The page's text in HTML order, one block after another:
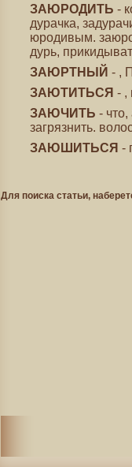
ЗАЮРОДИТЬ -
дурачка,
юродивым.
дурь,
ЗАЮРТНЫЙ - ,
ЗАЮТИТЬСЯ - ,
ЗАЮЧИТЬ -
загрязнить.
ЗАЮШИТЬСЯ -
Для поиска статьи,